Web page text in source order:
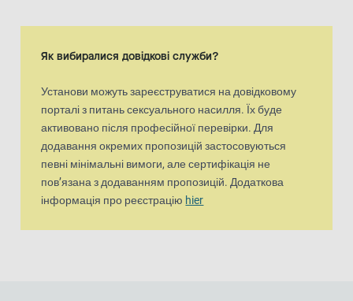
Як вибиралися довідкові служби?
Установи можуть зареєструватися на довідковому
порталі з питань сексуального насилля. Їх буде
активовано після професійної перевірки. Для
додавання окремих пропозицій застосовуються
певні мінімальні вимоги, але сертифікація не
пов’язана з додаванням пропозицій. Додаткова
інформація про реєстрацію hier